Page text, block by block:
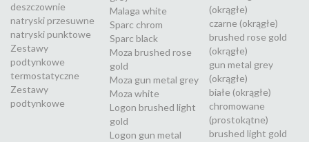
deszczownie
natryski przesuwne
natryski punktowe
Zestawy
podtynkowe
termostatyczne
Zestawy
podtynkowe
Malaga white
Sparc chrom
Sparc black
Moza brushed rose
gold
Moza gun metal grey
Moza white
Logon brushed light
gold
Logon gun metal
(okrągłe)
czarne (okrągłe)
brushed rose gold
(okrągłe)
gun metal grey
(okrągłe)
białe (okrągłe)
chromowane
(prostokątne)
brushed light gold